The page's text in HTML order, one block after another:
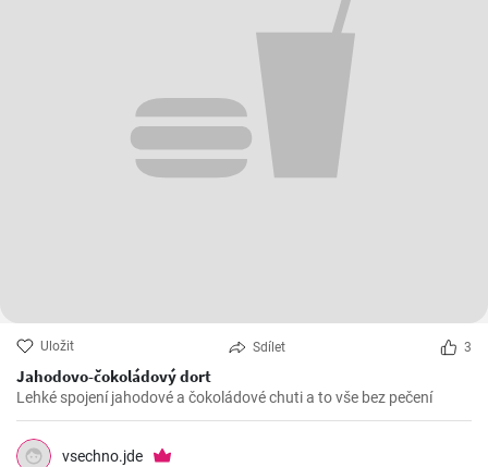
Uložit Sdílet 3
Jahodovo-čokoládový dort
Lehké spojení jahodové a čokoládové chuti a to vše bez pečení
vsechno.jde